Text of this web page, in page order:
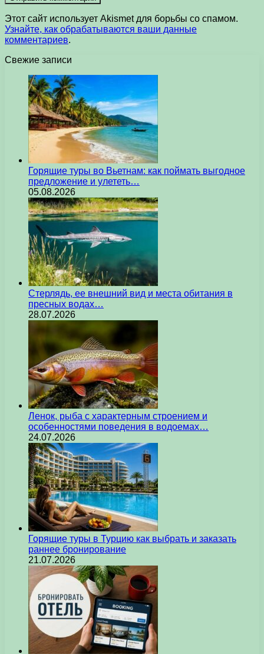
Этот сайт использует Akismet для борьбы со спамом.
Узнайте, как обрабатываются ваши данные
комментариев.
Свежие записи
Горящие туры во Вьетнам: как поймать выгодное
предложение и улететь…
05.08.2026
Стерлядь, ее внешний вид и места обитания в
пресных водах…
28.07.2026
Ленок, рыба с характерным строением и
особенностями поведения в водоемах…
24.07.2026
Горящие туры в Турцию как выбрать и заказать
раннее бронирование
21.07.2026